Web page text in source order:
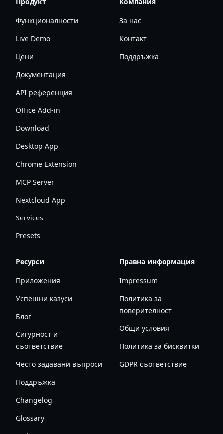
Продукт
Функционалности
Live Demo
Цени
Документация
API референция
Office Add-in
Download
Desktop App
Chrome Extension
MCP Server
Nextcloud App
Services
Presets
Компания
За нас
Контакт
Поддръжка
Ресурси
Приложения
Успешни казуси
Блог
Сигурност и
съответствие
Често задавани въпроси
Поддръжка
Changelog
Glossary
Правна информация
Impressum
Политика за
поверителност
Общи условия
Политика за бисквитки
GDPR съответствие